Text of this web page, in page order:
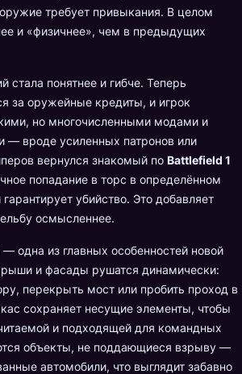
требует привыкания. В целом
и «физичнее», чем в предыдущих
стала понятнее и гибче. Теперь
за оружейные кредиты, и игрок
но многочисленными модами и
— вроде усиленных патронов или
вернулся знакомый по Battlefield 1
попадание в торс в определённом
убийство. Это добавляет
осмысленнее.
одна из главных особенностей новой
и фасады рушатся динамически:
перекрыть мост или пробить проход в
сохраняет несущие элементы, чтобы
и подходящей для командных
объекты, не поддающиеся взрыву —
автомобили, что выглядит забавно